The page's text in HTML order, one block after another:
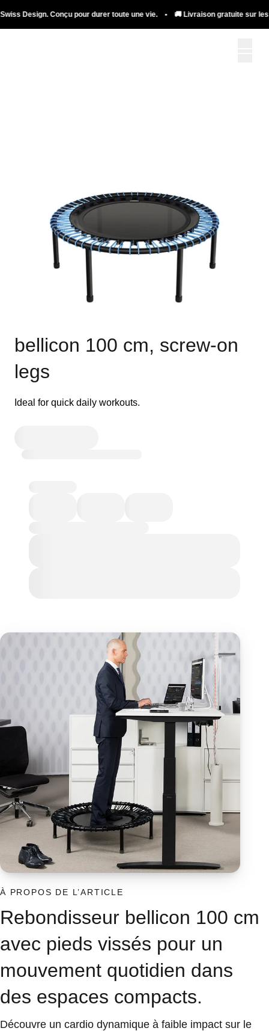
Conçu pour durer toute une vie. • 🚚 Livraison gratuite sur les
bellicon 100 cm, screw-on
legs
Ideal for quick daily workouts.
À PROPOS DE L’ARTICLE
Rebondisseur bellicon 100 cm
avec pieds vissés pour un
mouvement quotidien dans
des espaces compacts.
Découvre un cardio dynamique à faible impact sur le